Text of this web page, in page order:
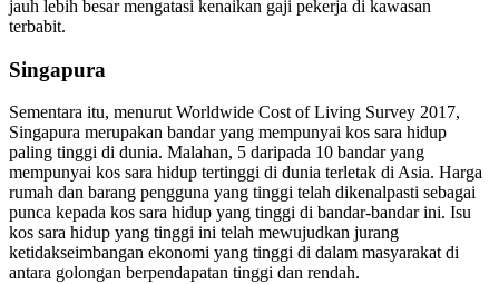
jauh lebih besar mengatasi kenaikan gaji pekerja di kawasan
terbabit.
Singapura
Sementara itu, menurut Worldwide Cost of Living Survey 2017,
Singapura merupakan bandar yang mempunyai kos sara hidup
paling tinggi di dunia. Malahan, 5 daripada 10 bandar yang
mempunyai kos sara hidup tertinggi di dunia terletak di Asia. Harga
rumah dan barang pengguna yang tinggi telah dikenalpasti sebagai
punca kepada kos sara hidup yang tinggi di bandar-bandar ini. Isu
kos sara hidup yang tinggi ini telah mewujudkan jurang
ketidakseimbangan ekonomi yang tinggi di dalam masyarakat di
antara golongan berpendapatan tinggi dan rendah.